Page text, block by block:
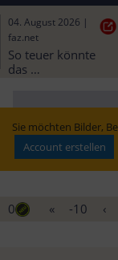
04. August 2026 |
faz.net
So teuer könnte
das
Sie möchten Bilder,
Account erstellen
0 « -10 ‹